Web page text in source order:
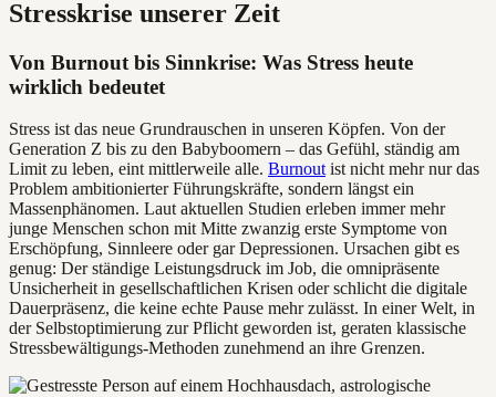
Stresskrise unserer Zeit
Von Burnout bis Sinnkrise: Was Stress heute
wirklich bedeutet
Stress ist das neue Grundrauschen in unseren Köpfen. Von der
Generation Z bis zu den Babyboomern – das Gefühl, ständig am
Limit zu leben, eint mittlerweile alle. Burnout ist nicht mehr nur das
Problem ambitionierter Führungskräfte, sondern längst ein
Massenphänomen. Laut aktuellen Studien erleben immer mehr
junge Menschen schon mit Mitte zwanzig erste Symptome von
Erschöpfung, Sinnleere oder gar Depressionen. Ursachen gibt es
genug: Der ständige Leistungsdruck im Job, die omnipräsente
Unsicherheit in gesellschaftlichen Krisen oder schlicht die digitale
Dauerpräsenz, die keine echte Pause mehr zulässt. In einer Welt, in
der Selbstoptimierung zur Pflicht geworden ist, geraten klassische
Stressbewältigungs-Methoden zunehmend an ihre Grenzen.